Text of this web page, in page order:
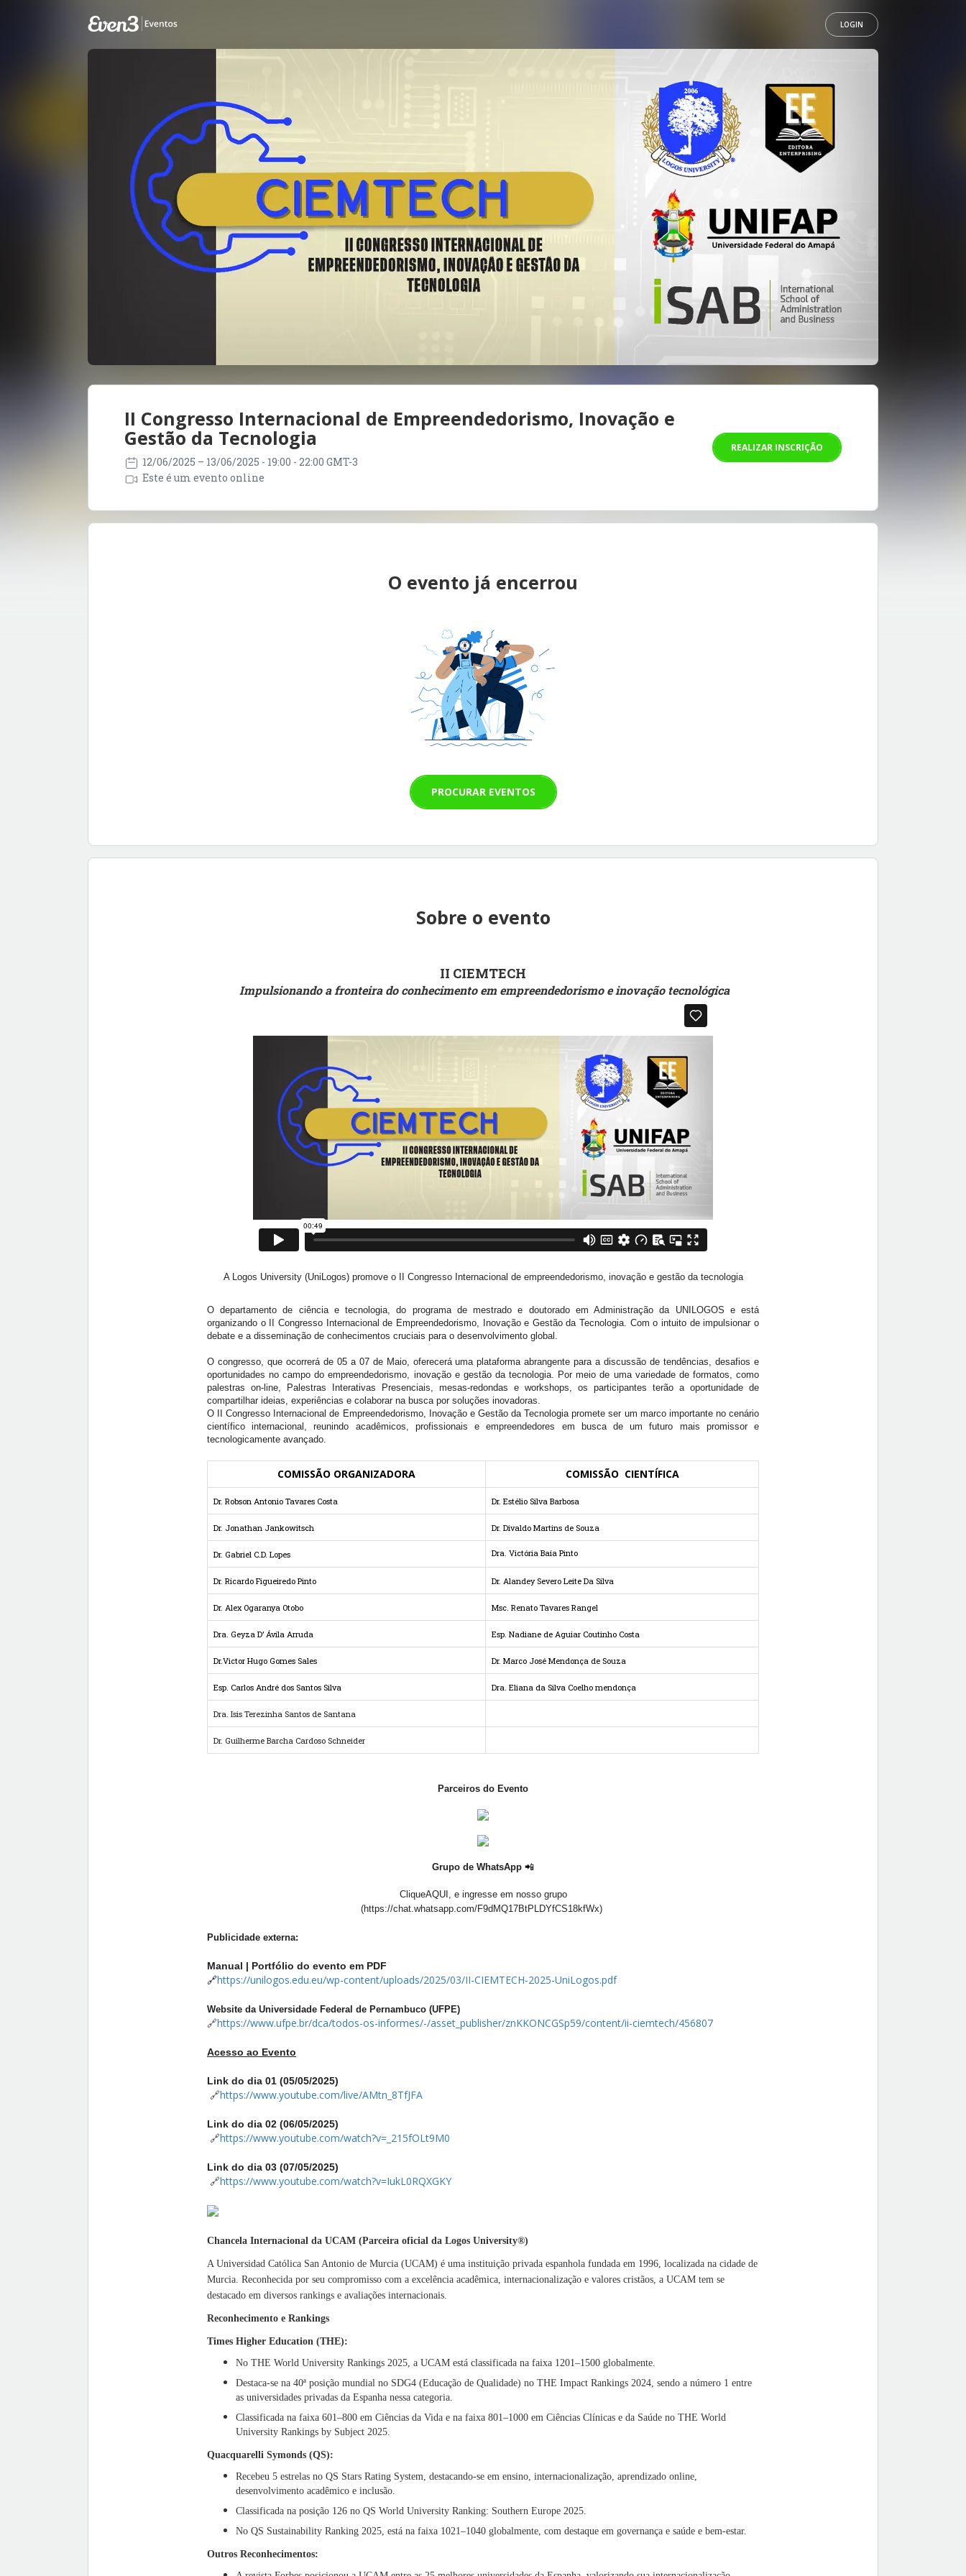
LOGIN
II Congresso Internacional de Empreendedorismo, Inovação e
Gestão da Tecnologia
12/06/2025 – 13/06/2025 - 19:00 - 22:00 GMT-3
Este é um evento online
REALIZAR INSCRIÇÃO
O evento já encerrou
PROCURAR EVENTOS
Sobre o evento
II CIEMTECH
Impulsionando a fronteira do conhecimento em empreendedorismo e inovação tecnológica
A Logos University (UniLogos) promove o II Congresso Internacional de empreendedorismo, inovação e gestão da tecnologia
O departamento de ciência e tecnologia, do programa de mestrado e doutorado em Administração da UNILOGOS e está
organizando o II Congresso Internacional de Empreendedorismo, Inovação e Gestão da Tecnologia. Com o intuito de impulsionar o
debate e a disseminação de conhecimentos cruciais para o desenvolvimento global.
O congresso, que ocorrerá de 05 a 07 de Maio, oferecerá uma plataforma abrangente para a discussão de tendências, desafios e
oportunidades no campo do empreendedorismo, inovação e gestão da tecnologia. Por meio de uma variedade de formatos, como
palestras on-line, Palestras Interativas Presenciais, mesas-redondas e workshops, os participantes terão a oportunidade de
compartilhar ideias, experiências e colaborar na busca por soluções inovadoras.
O II Congresso Internacional de Empreendedorismo, Inovação e Gestão da Tecnologia promete ser um marco importante no cenário
científico internacional, reunindo acadêmicos, profissionais e empreendedores em busca de um futuro mais promissor e
tecnologicamente avançado.
COMISSÃO ORGANIZADORA COMISSÃO CIENTÍFICA
Dr. Robson Antonio Tavares Costa Dr. Estélio Silva Barbosa
Dr. Jonathan Jankowitsch Dr. Divaldo Martins de Souza
Dr. Gabriel C.D. Lopes Dra. Victória Baía Pinto
Dr. Ricardo Figueiredo Pinto Dr. Alandey Severo Leite Da Silva
Dr. Alex Ogaranya Otobo Msc. Renato Tavares Rangel
Dra. Geyza D’ Ávila Arruda Esp. Nadiane de Aguiar Coutinho Costa
Dr.Victor Hugo Gomes Sales Dr. Marco José Mendonça de Souza
Esp. Carlos André dos Santos Silva Dra. Eliana da Silva Coelho mendonça
Dra. Isis Terezinha Santos de Santana
Dr. Guilherme Barcha Cardoso Schneider
Parceiros do Evento
Grupo de WhatsApp 📲
CliqueAQUI
, e ingresse em nosso grupo
(https://chat.whatsapp.com/F9dMQ17BtPLDYfCS18kfWx)
Publicidade externa:
Manual | Portfólio do evento em PDF
🔗https://unilogos.edu.eu/wp-content/uploads/2025/03/II-CIEMTECH-2025-UniLogos.pdf
Website da Universidade Federal de Pernambuco (UFPE)
🔗https://www.ufpe.br/dca/todos-os-informes/-/asset_publisher/znKKONCGSp59/content/ii-ciemtech/456807
Acesso ao Evento
Link do dia 01 (05/05/2025)
🔗https://www.youtube.com/live/AMtn_8TfJFA
Link do dia 02 (06/05/2025)
🔗https://www.youtube.com/watch?v=_215fOLt9M0
Link do dia 03 (07/05/2025)
🔗https://www.youtube.com/watch?v=IukL0RQXGKY
Chancela Internacional da UCAM (Parceira oficial da Logos University®)
A Universidad Católica San Antonio de Murcia (UCAM) é uma instituição privada espanhola fundada em 1996, localizada na cidade de
Murcia. Reconhecida por seu compromisso com a excelência acadêmica, internacionalização e valores cristãos, a UCAM tem se
destacado em diversos rankings e avaliações internacionais.
Reconhecimento e Rankings
Times Higher Education (THE):
No THE World University Rankings 2025, a UCAM está classificada na faixa 1201–1500 globalmente.
Destaca-se na 40ª posição mundial no SDG4 (Educação de Qualidade) no THE Impact Rankings 2024, sendo a número 1 entre
as universidades privadas da Espanha nessa categoria.
Classificada na faixa 601–800 em Ciências da Vida e na faixa 801–1000 em Ciências Clínicas e da Saúde no THE World
University Rankings by Subject 2025.
Quacquarelli Symonds (QS):
Recebeu 5 estrelas no QS Stars Rating System, destacando-se em ensino, internacionalização, aprendizado online,
desenvolvimento acadêmico e inclusão.
Classificada na posição 126 no QS World University Ranking: Southern Europe 2025.
No QS Sustainability Ranking 2025, está na faixa 1021–1040 globalmente, com destaque em governança e saúde e bem-estar.
Outros Reconhecimentos: